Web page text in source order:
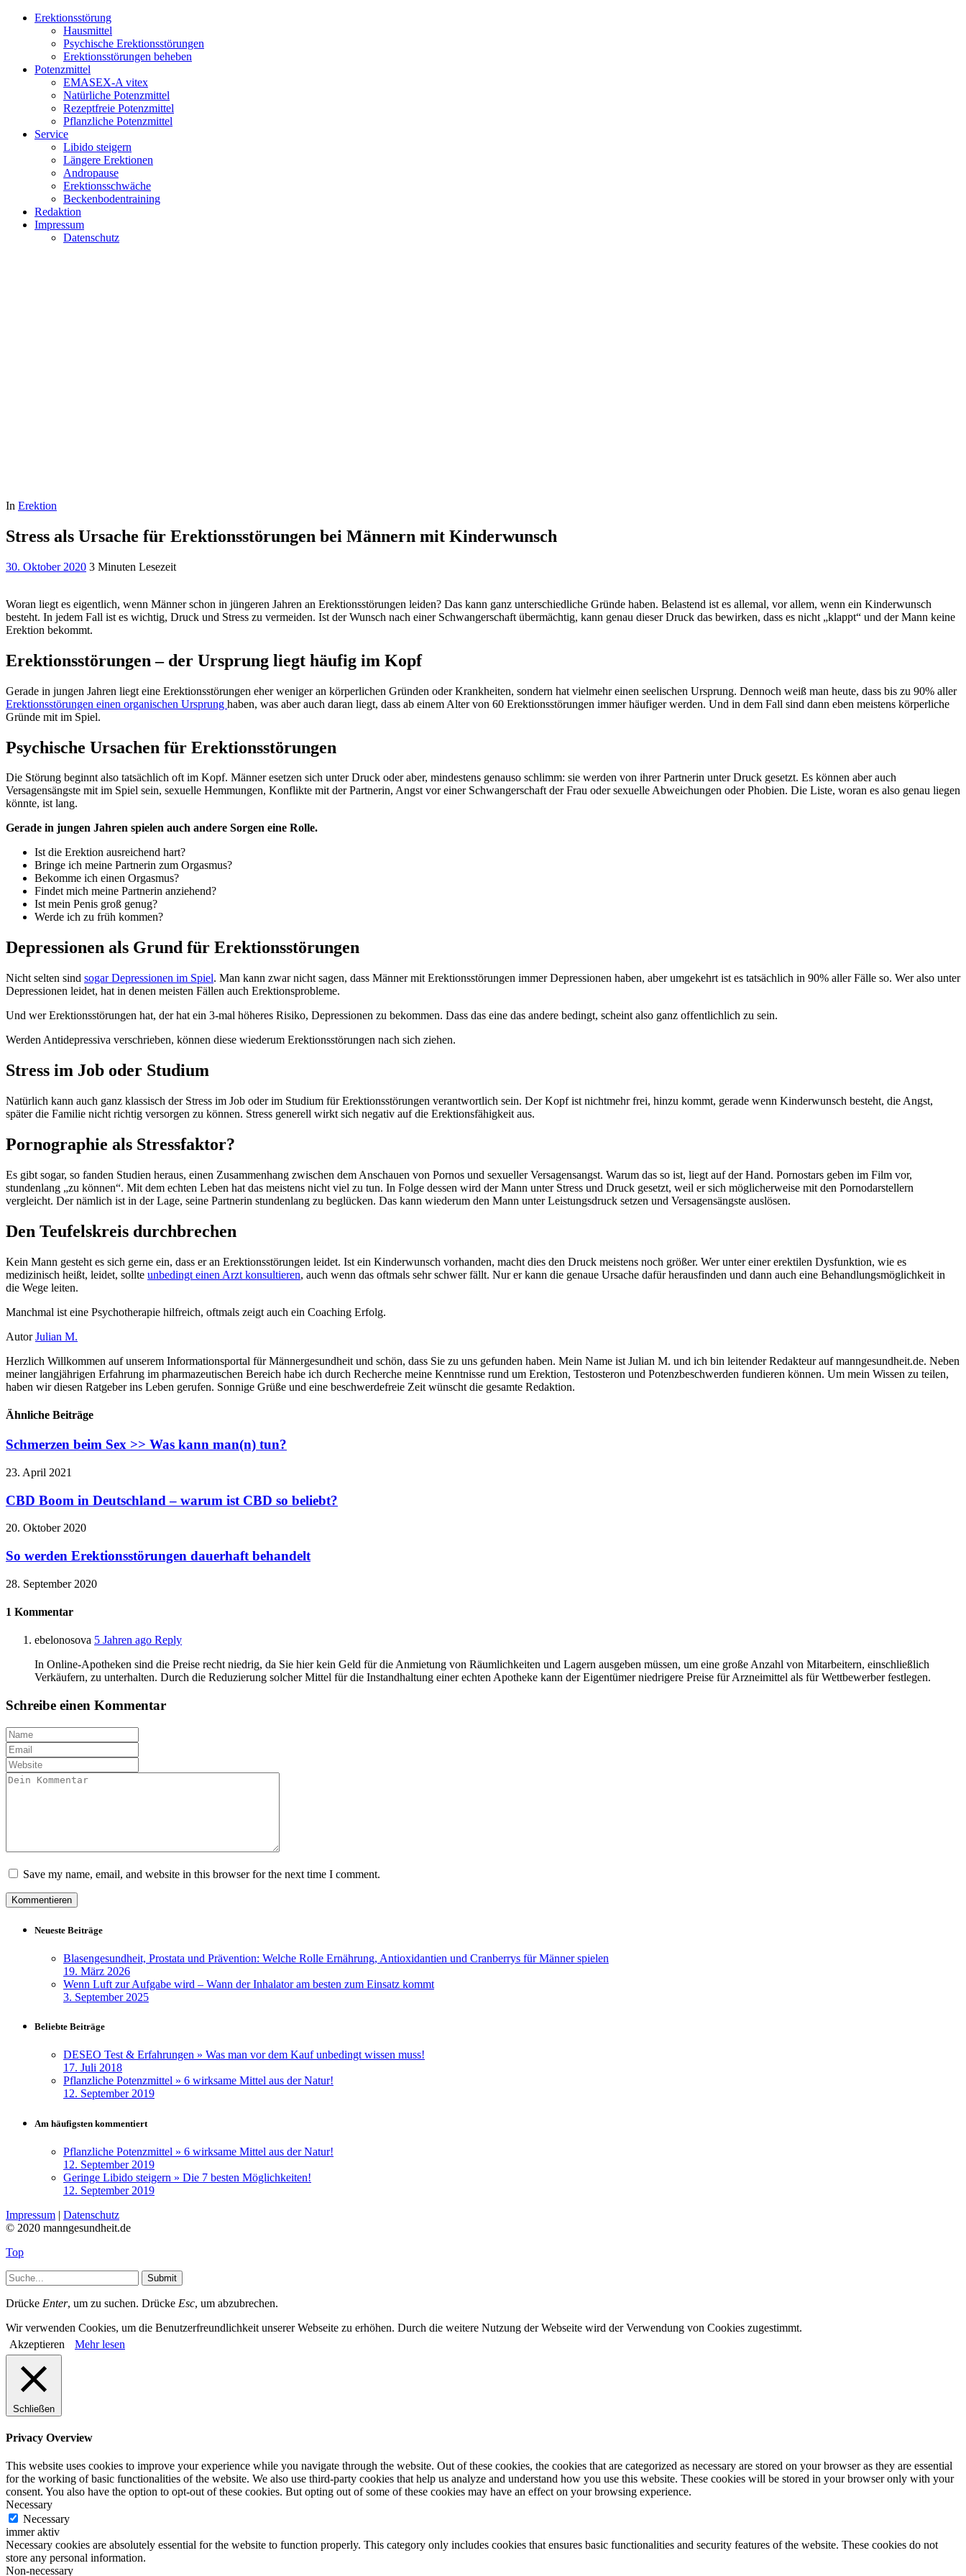
Erektionsstörung
Hausmittel
Psychische Erektionsstörungen
Erektionsstörungen beheben
Potenzmittel
EMASEX-A vitex
Natürliche Potenzmittel
Rezeptfreie Potenzmittel
Pflanzliche Potenzmittel
Service
Libido steigern
Längere Erektionen
Andropause
Erektionsschwäche
Beckenbodentraining
Redaktion
Impressum
Datenschutz
In Erektion
Stress als Ursache für Erektionsstörungen bei Männern mit Kinderwunsch
30. Oktober 2020 3 Minuten Lesezeit
Woran liegt es eigentlich, wenn Männer schon in jüngeren Jahren an Erektionsstörungen leiden? Das kann ganz unterschiedliche Gründe haben. Belastend ist es allemal, vor allem, wenn ein Kinderwunsch
besteht. In jedem Fall ist es wichtig, Druck und Stress zu vermeiden. Ist der Wunsch nach einer Schwangerschaft übermächtig, kann genau dieser Druck das bewirken, dass es nicht „klappt“ und der Mann keine
Erektion bekommt.
Erektionsstörungen – der Ursprung liegt häufig im Kopf
Gerade in jungen Jahren liegt eine Erektionsstörungen eher weniger an körperlichen Gründen oder Krankheiten, sondern hat vielmehr einen seelischen Ursprung. Dennoch weiß man heute, dass bis zu 90% aller
Erektionsstörungen einen organischen Ursprung haben, was aber auch daran liegt, dass ab einem Alter von 60 Erektionsstörungen immer häufiger werden. Und in dem Fall sind dann eben meistens körperliche
Gründe mit im Spiel.
Psychische Ursachen für Erektionsstörungen
Die Störung beginnt also tatsächlich oft im Kopf. Männer esetzen sich unter Druck oder aber, mindestens genauso schlimm: sie werden von ihrer Partnerin unter Druck gesetzt. Es können aber auch
Versagensängste mit im Spiel sein, sexuelle Hemmungen, Konflikte mit der Partnerin, Angst vor einer Schwangerschaft der Frau oder sexuelle Abweichungen oder Phobien. Die Liste, woran es also genau liegen
könnte, ist lang.
Gerade in jungen Jahren spielen auch andere Sorgen eine Rolle.
Ist die Erektion ausreichend hart?
Bringe ich meine Partnerin zum Orgasmus?
Bekomme ich einen Orgasmus?
Findet mich meine Partnerin anziehend?
Ist mein Penis groß genug?
Werde ich zu früh kommen?
Depressionen als Grund für Erektionsstörungen
Nicht selten sind sogar Depressionen im Spiel. Man kann zwar nicht sagen, dass Männer mit Erektionsstörungen immer Depressionen haben, aber umgekehrt ist es tatsächlich in 90% aller Fälle so. Wer also unter
Depressionen leidet, hat in denen meisten Fällen auch Erektionsprobleme.
Und wer Erektionsstörungen hat, der hat ein 3-mal höheres Risiko, Depressionen zu bekommen. Dass das eine das andere bedingt, scheint also ganz offentlichlich zu sein.
Werden Antidepressiva verschrieben, können diese wiederum Erektionsstörungen nach sich ziehen.
Stress im Job oder Studium
Natürlich kann auch ganz klassisch der Stress im Job oder im Studium für Erektionsstörungen verantwortlich sein. Der Kopf ist nichtmehr frei, hinzu kommt, gerade wenn Kinderwunsch besteht, die Angst,
später die Familie nicht richtig versorgen zu können. Stress generell wirkt sich negativ auf die Erektionsfähigkeit aus.
Pornographie als Stressfaktor?
Es gibt sogar, so fanden Studien heraus, einen Zusammenhang zwischen dem Anschauen von Pornos und sexueller Versagensangst. Warum das so ist, liegt auf der Hand. Pornostars geben im Film vor,
stundenlang „zu können“. Mit dem echten Leben hat das meistens nicht viel zu tun. In Folge dessen wird der Mann unter Stress und Druck gesetzt, weil er sich möglicherweise mit den Pornodarstellern
vergleicht. Der nämlich ist in der Lage, seine Partnerin stundenlang zu beglücken. Das kann wiederum den Mann unter Leistungsdruck setzen und Versagensängste auslösen.
Den Teufelskreis durchbrechen
Kein Mann gesteht es sich gerne ein, dass er an Erektionsstörungen leidet. Ist ein Kinderwunsch vorhanden, macht dies den Druck meistens noch größer. Wer unter einer erektilen Dysfunktion, wie es
medizinisch heißt, leidet, sollte unbedingt einen Arzt konsultieren, auch wenn das oftmals sehr schwer fällt. Nur er kann die genaue Ursache dafür herausfinden und dann auch eine Behandlungsmöglichkeit in
die Wege leiten.
Manchmal ist eine Psychotherapie hilfreich, oftmals zeigt auch ein Coaching Erfolg.
Autor Julian M.
Herzlich Willkommen auf unserem Informationsportal für Männergesundheit und schön, dass Sie zu uns gefunden haben. Mein Name ist Julian M. und ich bin leitender Redakteur auf manngesundheit.de. Neben
meiner langjährigen Erfahrung im pharmazeutischen Bereich habe ich durch Recherche meine Kenntnisse rund um Erektion, Testosteron und Potenzbeschwerden fundieren können. Um mein Wissen zu teilen,
haben wir diesen Ratgeber ins Leben gerufen. Sonnige Grüße und eine beschwerdefreie Zeit wünscht die gesamte Redaktion.
Ähnliche Beiträge
Schmerzen beim Sex >> Was kann man(n) tun?
23. April 2021
CBD Boom in Deutschland – warum ist CBD so beliebt?
20. Oktober 2020
So werden Erektionsstörungen dauerhaft behandelt
28. September 2020
1 Kommentar
ebelonosova 5 Jahren ago Reply
In Online-Apotheken sind die Preise recht niedrig, da Sie hier kein Geld für die Anmietung von Räumlichkeiten und Lagern ausgeben müssen, um eine große Anzahl von Mitarbeitern, einschließlich
Verkäufern, zu unterhalten. Durch die Reduzierung solcher Mittel für die Instandhaltung einer echten Apotheke kann der Eigentümer niedrigere Preise für Arzneimittel als für Wettbewerber festlegen.
Schreibe einen Kommentar
Save my name, email, and website in this browser for the next time I comment.
Neueste Beiträge
Blasengesundheit, Prostata und Prävention: Welche Rolle Ernährung, Antioxidantien und Cranberrys für Männer spielen
19. März 2026
Wenn Luft zur Aufgabe wird – Wann der Inhalator am besten zum Einsatz kommt
3. September 2025
Beliebte Beiträge
DESEO Test & Erfahrungen » Was man vor dem Kauf unbedingt wissen muss!
17. Juli 2018
Pflanzliche Potenzmittel » 6 wirksame Mittel aus der Natur!
12. September 2019
Am häufigsten kommentiert
Pflanzliche Potenzmittel » 6 wirksame Mittel aus der Natur!
12. September 2019
Geringe Libido steigern » Die 7 besten Möglichkeiten!
12. September 2019
Impressum | Datenschutz
© 2020 manngesundheit.de
Top
Submit
Drücke Enter, um zu suchen. Drücke Esc, um abzubrechen.
Wir verwenden Cookies, um die Benutzerfreundlichkeit unserer Webseite zu erhöhen. Durch die weitere Nutzung der Webseite wird der Verwendung von Cookies zugestimmt.
Akzeptieren
Mehr lesen
Schließen
Privacy Overview
This website uses cookies to improve your experience while you navigate through the website. Out of these cookies, the cookies that are categorized as necessary are stored on your browser as they are essential
for the working of basic functionalities of the website. We also use third-party cookies that help us analyze and understand how you use this website. These cookies will be stored in your browser only with your
consent. You also have the option to opt-out of these cookies. But opting out of some of these cookies may have an effect on your browsing experience.
Necessary
Necessary
immer aktiv
Necessary cookies are absolutely essential for the website to function properly. This category only includes cookies that ensures basic functionalities and security features of the website. These cookies do not
store any personal information.
Non-necessary